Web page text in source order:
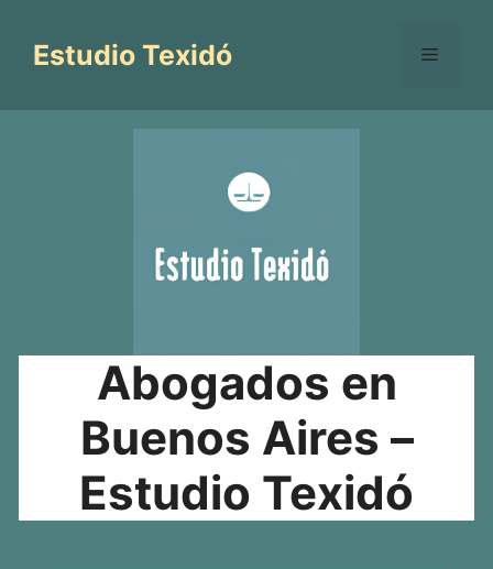
contenido
Estudio Texidó Menú
Abogados en
Buenos Aires –
Estudio Texidó